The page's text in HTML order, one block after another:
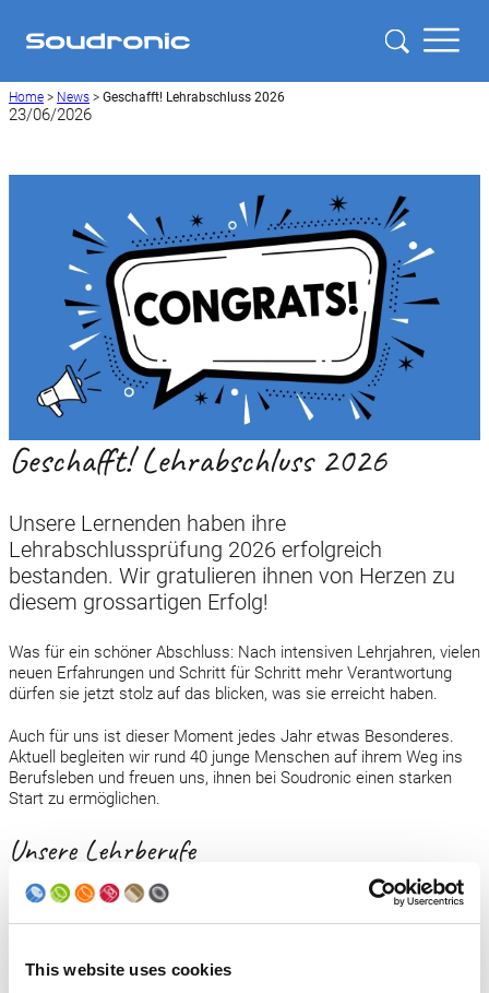
This website uses cookies
Home > News > Geschafft! Lehrabschluss 2026
23/06/2026
Geschafft! Lehrabschluss 2026
Unsere Lernenden haben ihre
Lehrabschlussprüfung 2026 erfolgreich
bestanden. Wir gratulieren ihnen von Herzen zu
diesem grossartigen Erfolg!
Was für ein schöner Abschluss: Nach intensiven Lehrjahren, vielen
neuen Erfahrungen und Schritt für Schritt mehr Verantwortung
dürfen sie jetzt stolz auf das blicken, was sie erreicht haben.
Auch für uns ist dieser Moment jedes Jahr etwas Besonderes.
Aktuell begleiten wir rund 40 junge Menschen auf ihrem Weg ins
Berufsleben und freuen uns, ihnen bei Soudronic einen starken
Start zu ermöglichen.
Unsere Lehrberufe
Wir bieten sechs Lehrberufe mit eidgenössischem
Fähigkeitszeugnis EFZ und ab 2026 zum ersten Mal eine